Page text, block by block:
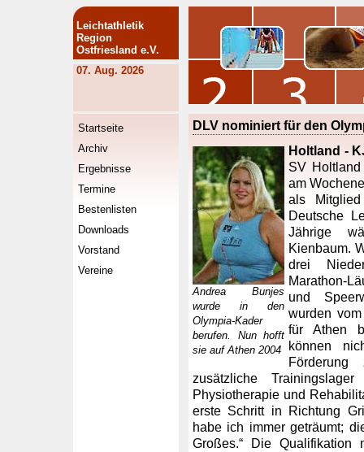
Leichtathletik
Region
Ostfriesland e.V.
07. Aug. 2026
Startseite
Archiv
Ergebnisse
Termine
Bestenlisten
Downloads
Vorstand
Vereine
DLV nominiert für den
Andrea Bunjes
wurde in den
Olympia-Kader
berufen. Nun hofft
sie auf Athen 2004
Holtland -
SV Holtland
am
als
Deutsche
Jährige
Kienbaum.
drei
Marathon-
und
wurden
für Athen
können
Förderung
zusätzliche
Physiotherapie und
erste Schritt in Richtung
habe ich immer geträumt;
Großes.“ Die Qualifikation